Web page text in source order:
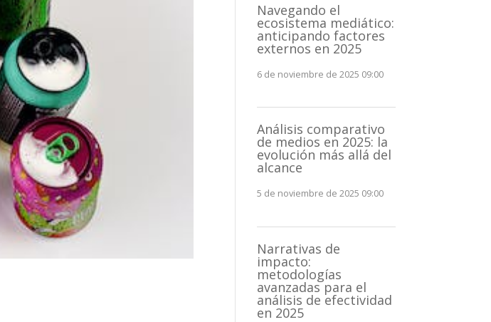
Navegando el
ecosistema mediático:
anticipando factores
externos en 2025
6 de noviembre de 2025 09:00
Análisis comparativo
de medios en 2025: la
evolución más allá del
alcance
5 de noviembre de 2025 09:00
Narrativas de
impacto:
metodologías
avanzadas para el
análisis de efectividad
en 2025